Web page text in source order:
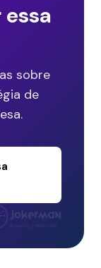
sobre
de